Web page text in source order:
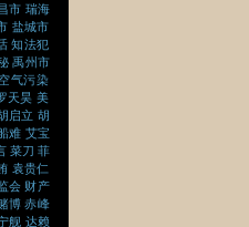
市 瑞海
盐城市
知法犯
禹州市
空气污染
天昊 美
启立 胡
难 艾宝
菜刀 菲
袁贵仁
会 财产
博 赤峰
舰 达赖